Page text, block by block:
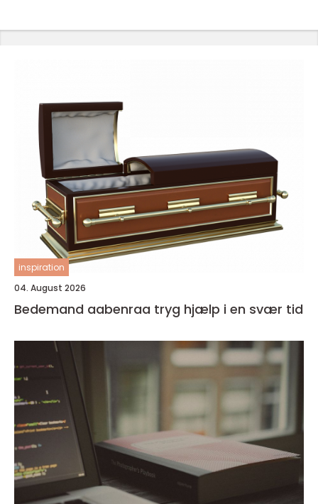
inspiration
04. August 2026
Bedemand aabenraa tryg hjælp i en svær tid